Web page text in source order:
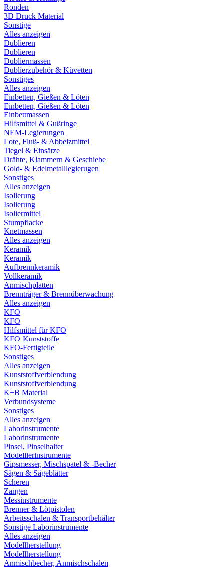
Ronden
3D Druck Material
Sonstige
Alles anzeigen
Dublieren
Dublieren
Dubliermassen
Dublierzubehör & Küvetten
Sonstiges
Alles anzeigen
Einbetten, Gießen & Löten
Einbetten, Gießen & Löten
Einbettmassen
Hilfsmittel & Gußringe
NEM-Legierungen
Lote, Fluß- & Abbeizmittel
Tiegel & Einsätze
Drähte, Klammern & Geschiebe
Gold- & Edelmetalllegierugen
Sonstiges
Alles anzeigen
Isolierung
Isolierung
Isoliermittel
Stumpflacke
Knetmassen
Alles anzeigen
Keramik
Keramik
Aufbrennkeramik
Vollkeramik
Anmischplatten
Brennträger & Brennüberwachung
Alles anzeigen
KFO
KFO
Hilfsmittel für KFO
KFO-Kunststoffe
KFO-Fertigteile
Sonstiges
Alles anzeigen
Kunststoffverblendung
Kunststoffverblendung
K+B Material
Verbundsysteme
Sonstiges
Alles anzeigen
Laborinstrumente
Laborinstrumente
Pinsel, Pinselhalter
Modellierinstrumente
Gipsmesser, Mischspatel & -Becher
Sägen & Sägeblätter
Scheren
Zangen
Messinstrumente
Brenner & Lötpistolen
Arbeitsschalen & Transportbehälter
Sonstige Laborinstrumente
Alles anzeigen
Modellherstellung
Modellherstellung
Anmischbecher, Anmischschalen